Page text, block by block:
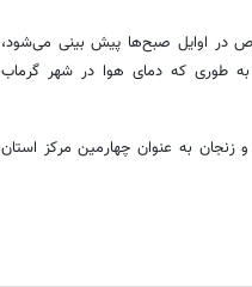
در اوایل صبح‌ها پیش بینی می‌شود،
طوری که دمای هوا در شهر گرماب
به منفی ۱۱ درجه سانتیگراد رسید و زنجان به عنوان چهارمین مرکز استان